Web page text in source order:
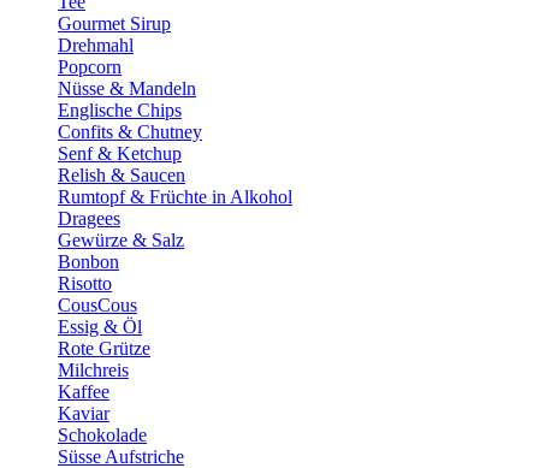
Gourmet Sirup
Drehmahl
Popcorn
Nüsse & Mandeln
Englische Chips
Confits & Chutney
Senf & Ketchup
Relish & Saucen
Rumtopf & Früchte in Alkohol
Dragees
Gewürze & Salz
Bonbon
Risotto
CousCous
Essig & Öl
Rote Grütze
Milchreis
Kaffee
Kaviar
Schokolade
Süsse Aufstriche